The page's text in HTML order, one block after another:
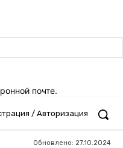
почте.
/ Авторизация
Обновлено: 27.10.2024